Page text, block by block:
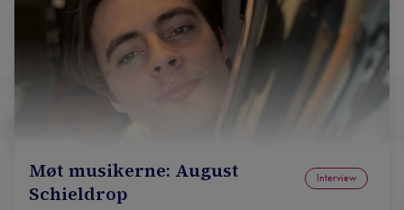
Møt musikerne: August
Schieldrop
Interview